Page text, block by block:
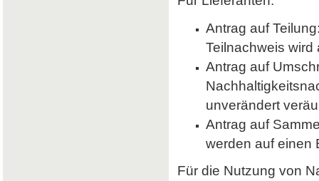
Antrag auf
Teilnachweis wird
Antrag auf
unverändert
Antrag auf
werden auf einen
Für die Nutzung von